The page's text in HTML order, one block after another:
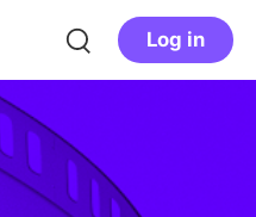
Log in